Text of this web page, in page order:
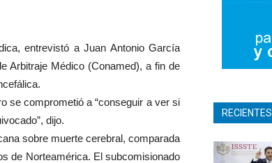
entrevistó a Juan Antonio García
Arbitraje Médico (Conamed), a fin de
se comprometió a “conseguir a ver si
dijo.
sobre muerte cerebral, comparada
de Norteamérica. El subcomisionado
RECIENTES